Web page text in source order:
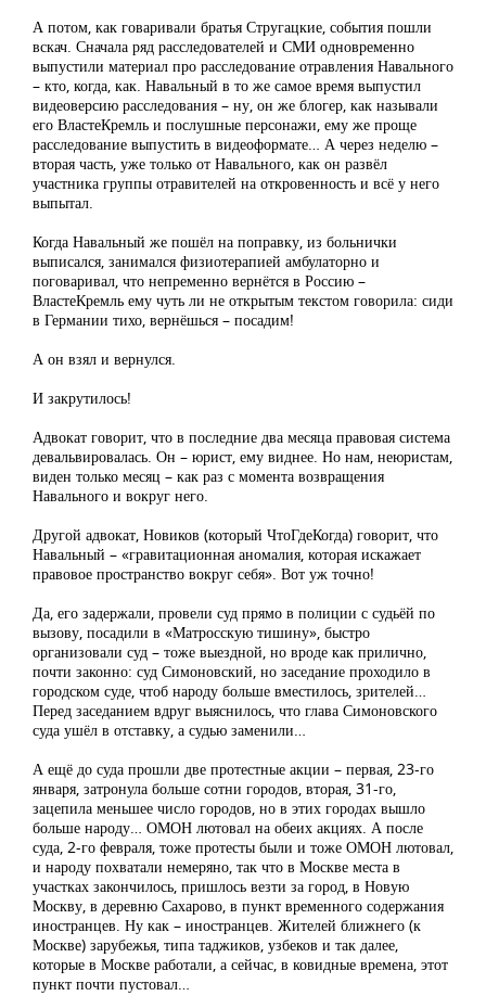
А потом, как говаривали братья Стругацкие, события пошли
вскач. Сначала ряд расследователей и СМИ одновременно
выпустили материал про расследование отравления Навального
– кто, когда, как. Навальный в то же самое время выпустил
видеоверсию расследования – ну, он же блогер, как называли
его ВластеКремль и послушные персонажи, ему же проще
расследование выпустить в видеоформате… А через неделю –
вторая часть, уже только от Навального, как он развёл
участника группы отравителей на откровенность и всё у него
выпытал.
Когда Навальный же пошёл на поправку, из больнички
выписался, занимался физиотерапией амбулаторно и
поговаривал, что непременно вернётся в Россию –
ВластеКремль ему чуть ли не открытым текстом говорила: сиди
в Германии тихо, вернёшься – посадим!
А он взял и вернулся.
И закрутилось!
Адвокат говорит, что в последние два месяца правовая система
девальвировалась. Он – юрист, ему виднее. Но нам, неюристам,
виден только месяц – как раз с момента возвращения
Навального и вокруг него.
Другой адвокат, Новиков (который ЧтоГдеКогда) говорит, что
Навальный – «гравитационная аномалия, которая искажает
правовое пространство вокруг себя». Вот уж точно!
Да, его задержали, провели суд прямо в полиции с судьёй по
вызову, посадили в «Матросскую тишину», быстро
организовали суд – тоже выездной, но вроде как прилично,
почти законно: суд Симоновский, но заседание проходило в
городском суде, чтоб народу больше вместилось, зрителей…
Перед заседанием вдруг выяснилось, что глава Симоновского
суда ушёл в отставку, а судью заменили…
А ещё до суда прошли две протестные акции – первая, 23-го
января, затронула больше сотни городов, вторая, 31-го,
зацепила меньшее число городов, но в этих городах вышло
больше народу… ОМОН лютовал на обеих акциях. А после
суда, 2-го февраля, тоже протесты были и тоже ОМОН лютовал,
и народу похватали немеряно, так что в Москве места в
участках закончилось, пришлось везти за город, в Новую
Москву, в деревню Сахарово, в пункт временного содержания
иностранцев. Ну как – иностранцев. Жителей ближнего (к
Москве) зарубежья, типа таджиков, узбеков и так далее,
которые в Москве работали, а сейчас, в ковидные времена, этот
пункт почти пустовал…